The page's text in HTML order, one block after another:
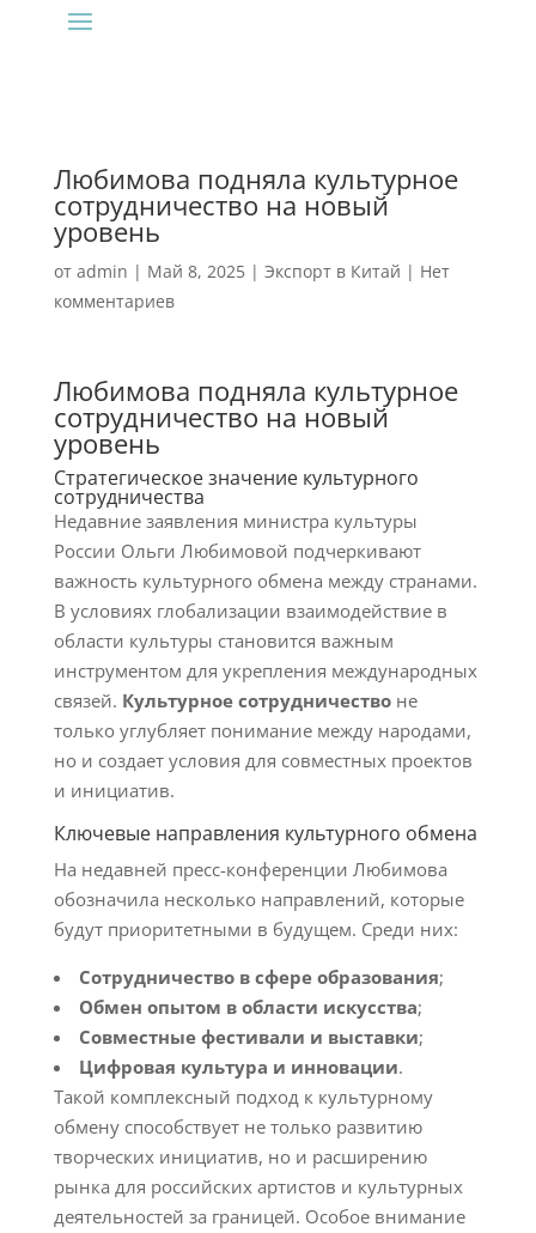
Любимова подняла культурное
сотрудничество на новый
уровень
от admin | Май 8, 2025| Экспорт в Китай | Нет
комментариев
Любимова подняла культурное
сотрудничество на новый
уровень
Стратегическое значение культурного
сотрудничества
Недавние заявления министра культуры
России Ольги Любимовой подчеркивают
важность культурного обмена между странами.
В условиях глобализации взаимодействие в
области культуры становится важным
инструментом для укрепления международных
связей. Культурное сотрудничествоне
только углубляет понимание между народами,
но и создает условия для совместных проектов
и инициатив.
Ключевые направления культурного обмена
На недавней пресс-конференции Любимова
обозначила несколько направлений, которые
будут приоритетными в будущем. Среди них:
Сотрудничество в сфере образования;
Обмен опытом в области искусства;
Совместные фестивали и выставки;
Цифровая культура и инновации.
Такой комплексный подход к культурному
обмену способствует не только развитию
творческих инициатив, но и расширению
рынка для российских артистов и культурных
деятельностей за границей. Особое внимание